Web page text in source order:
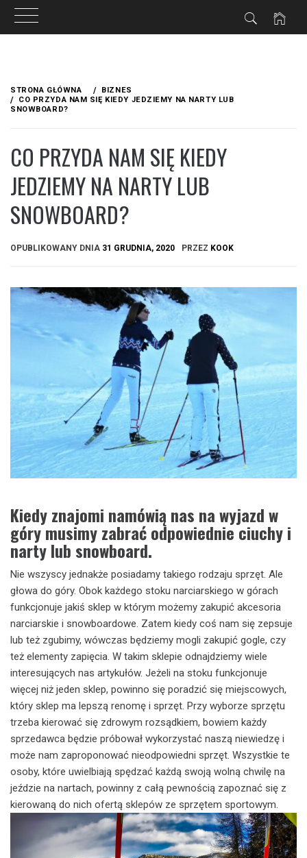
treści
STRONA GŁÓWNA
BIZNES
CO PRZYDA NAM SIĘ KIEDY JEDZIEMY NA NARTY LUB
SNOWBOARD?
CO PRZYDA NAM SIĘ KIEDY
JEDZIEMY NA NARTY LUB
SNOWBOARD?
OPUBLIKOWANY DNIA 31 GRUDNIA, 2020 PRZEZ KOOK
Kiedy znajomi namówią nas na wyjazd w
góry musimy zabrać odpowiednie ciuchy i
narty lub snowboard.
Nie wszyscy jednakże posiadamy takiego rodzaju sprzęt. Ale
głowa do góry. Obok każdego stoku narciarskiego w górach
funkcjonuje jakiś sklep w którym możemy zakupić akcesoria
narciarskie i snowboardowe. Zatem kiedy coś nam się zepsuje
lub też zgubimy, wówczas będziemy mogli zakupić gogle, czy
też elementy zapięcia. W takim sklepie odnajdziemy wiele
interesujących nas artykułów. Jeżeli na stoku funkcjonuje
więcej niż jeden sklep, powinno się poradzić się miejscowych,
który sklep ma lepszą renomę i sprzęt. Przy wyborze sprzętu
trzeba kierować się zdrowym rozsądkiem, bowiem każdy
sprzedawca będzie próbował wykorzystać naszą niewiedzę i
może nam zaproponować nieodpowiedni sprzęt. Wszystkie te
osoby, które uwielbiają spędzać każdą swoją wolną chwilę na
jeździe na nartach, powinny z całą pewnością zapoznać się z
kierowaną do nich ofertą sklepów ze sprzętem sportowym.